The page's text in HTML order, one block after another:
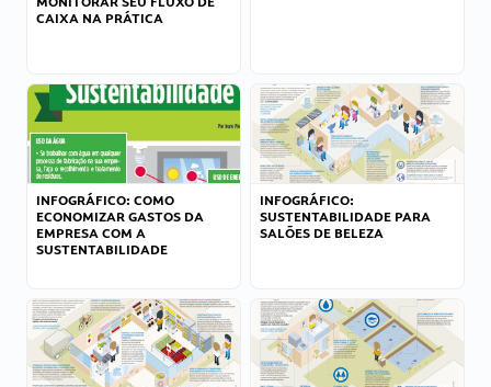
CAIXA NA PRÁTICA
INFOGRÁFICO: COMO
ECONOMIZAR GASTOS DA
EMPRESA COM A
SUSTENTABILIDADE
INFOGRÁFICO:
SUSTENTABILIDADE PARA
SALÕES DE BELEZA